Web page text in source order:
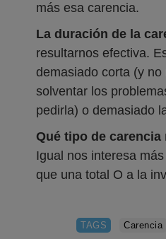
más esa carencia.
La duración de la
resultarnos efectiva.
demasiado corta (y
solventar los
pedirla) o demasiado
Qué tipo de
Igual nos interesa
que una total O a la
TAGS Carencia